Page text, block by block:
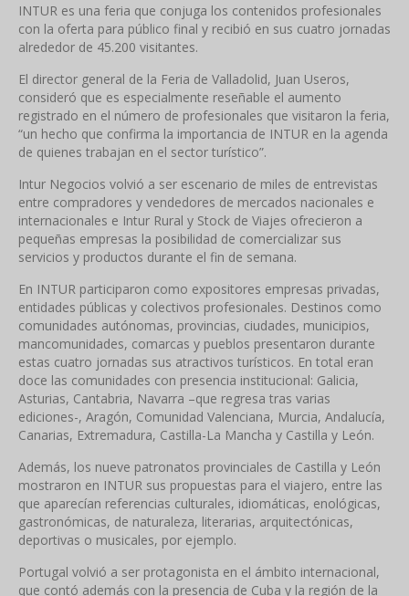
INTUR es una feria que conjuga los contenidos profesionales
con la oferta para público final y recibió en sus cuatro jornadas
alrededor de 45.200 visitantes.
El director general de la Feria de Valladolid, Juan Useros,
consideró que es especialmente reseñable el aumento
registrado en el número de profesionales que visitaron la feria,
“un hecho que confirma la importancia de INTUR en la agenda
de quienes trabajan en el sector turístico”.
Intur Negocios volvió a ser escenario de miles de entrevistas
entre compradores y vendedores de mercados nacionales e
internacionales e Intur Rural y Stock de Viajes ofrecieron a
pequeñas empresas la posibilidad de comercializar sus
servicios y productos durante el fin de semana.
En INTUR participaron como expositores empresas privadas,
entidades públicas y colectivos profesionales. Destinos como
comunidades autónomas, provincias, ciudades, municipios,
mancomunidades, comarcas y pueblos presentaron durante
estas cuatro jornadas sus atractivos turísticos. En total eran
doce las comunidades con presencia institucional: Galicia,
Asturias, Cantabria, Navarra –que regresa tras varias
ediciones-, Aragón, Comunidad Valenciana, Murcia, Andalucía,
Canarias, Extremadura, Castilla-La Mancha y Castilla y León.
Además, los nueve patronatos provinciales de Castilla y León
mostraron en INTUR sus propuestas para el viajero, entre las
que aparecían referencias culturales, idiomáticas, enológicas,
gastronómicas, de naturaleza, literarias, arquitectónicas,
deportivas o musicales, por ejemplo.
Portugal volvió a ser protagonista en el ámbito internacional,
que contó además con la presencia de Cuba y la región de la